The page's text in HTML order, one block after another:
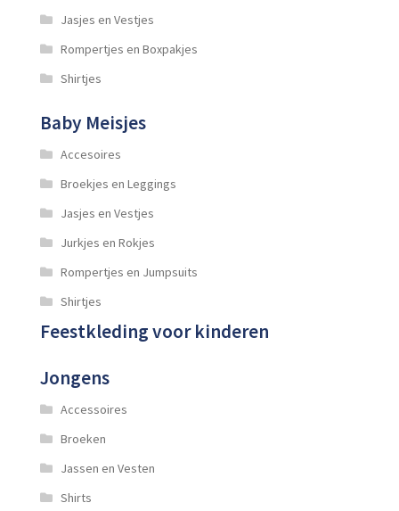
Jasjes en Vestjes
Rompertjes en Boxpakjes
Shirtjes
Baby Meisjes
Accesoires
Broekjes en Leggings
Jasjes en Vestjes
Jurkjes en Rokjes
Rompertjes en Jumpsuits
Shirtjes
Feestkleding voor kinderen
Jongens
Accessoires
Broeken
Jassen en Vesten
Shirts